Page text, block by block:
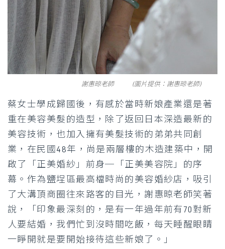
謝惠晾老師 (圖片提供：謝惠晾老師)
蔡女士學成歸國後，有感於當時新娘產業還是著
重在美容美髮的造型，除了返回日本深造最新的
美容技術，也加入擁有美髮技術的弟弟共同創
業，在民國48年，尚是兩層樓的木造建築中，開
啟了「正美婚紗」前身─「正美美容院」的序
幕。作為鹽埕區最高檔時尚的美容婚紗店，吸引
了大溝頂商圈往來路客的目光，謝惠晾老師笑著
說，「印象最深刻的，是有一年過年前有70對新
人要結婚，我們忙到沒時間吃飯，每天睡醒眼睛
一睜開就是要開始接待這些新娘了。」